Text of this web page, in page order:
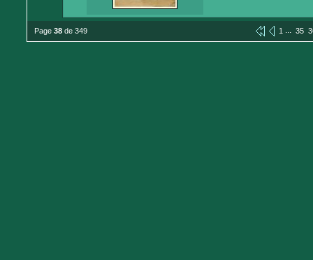
Page 38 de 349 1 ... 35